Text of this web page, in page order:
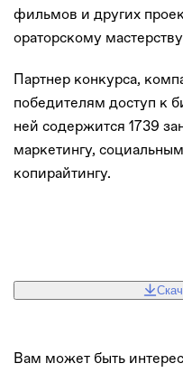
фильмов и других
ораторскому
Партнер конкурса,
победителям доступ к
ней содержится 1739
маркетингу,
копирайтингу.
Вам может быть